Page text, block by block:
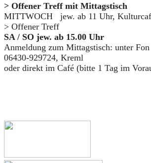
> Offener Treff mit Mittagstisch
MITTWOCH jew. ab 11 Uhr,
> Offener Treff
SA / SO jew. ab 15.00 Uhr
Anmeldung zum Mittagstisch: unter Fon
06430-929724, Kreml
oder direkt im Café (bitte 1 Tag im